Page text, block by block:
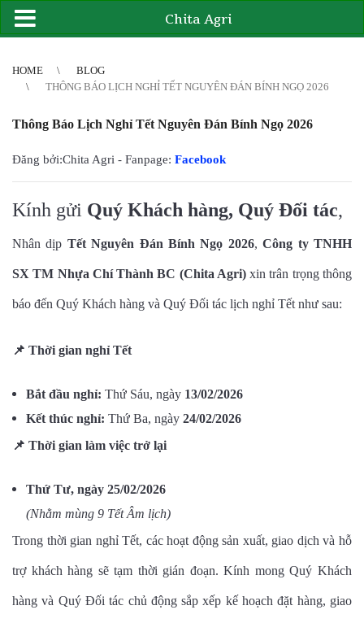
HOME
BLOG
THÔNG BÁO LỊCH NGHỈ TẾT NGUYÊN ĐÁN BÍNH NGỌ 2026
Thông Báo Lịch Nghỉ Tết Nguyên Đán Bính Ngọ 2026
Đăng bởi:Chita Agri - Fanpage: Facebook
Kính gửi Quý Khách hàng, Quý Đối tác,
Nhân dịp Tết Nguyên Đán Bính Ngọ 2026,Công ty TNHH
SX TM Nhựa Chí Thành BC (Chita Agri)xin trân trọng thông
báo đến Quý Khách hàng và Quý Đối tác lịch nghỉ Tết như sau:
📌 Thời gian nghỉ Tết
Bắt đầu nghỉ: Thứ Sáu, ngày 13/02/2026
Kết thúc nghỉ: Thứ Ba, ngày 24/02/2026
📌 Thời gian làm việc trở lại
Thứ Tư, ngày 25/02/2026
(Nhằm mùng 9 Tết Âm lịch)
Trong thời gian nghỉ Tết, các hoạt động sản xuất, giao dịch và hỗ
trợ khách hàng sẽ tạm thời gián đoạn. Kính mong Quý Khách
hàng và Quý Đối tác chủ động sắp xếp kế hoạch đặt hàng, giao
Chita Agri